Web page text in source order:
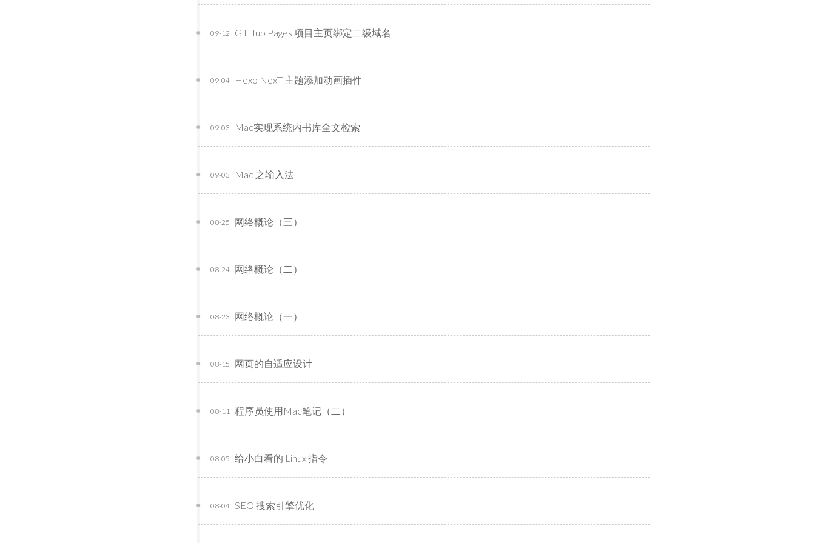
GitHub Pages 项目主页绑定二级域名
09-12
Hexo NexT 主题添加动画插件
09-04
Mac实现系统内书库全文检索
09-03
Mac 之输入法
09-03
网络概论（三）
08-25
网络概论（二）
08-24
网络概论（一）
08-23
网页的自适应设计
08-15
程序员使用Mac笔记（二）
08-11
给小白看的 Linux 指令
08-05
SEO 搜索引擎优化
08-04